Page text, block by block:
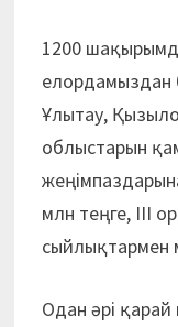
1200
елордамыздан
Ұлытау,
облыстарын
млн теңге, ІІІ
сыйлықтармен
Одан әрі